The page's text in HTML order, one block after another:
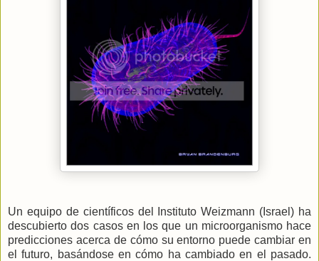
Un equipo de científicos del Instituto Weizmann (Israel) ha
descubierto dos casos en los que un microorganismo hace
predicciones acerca de cómo su entorno puede cambiar en
el futuro, basándose en cómo ha cambiado en el pasado.